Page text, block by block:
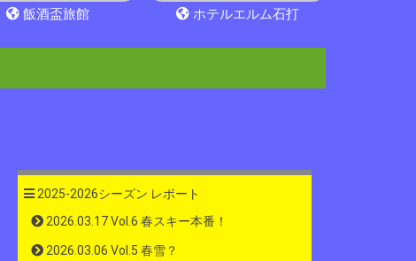
飯酒盃旅館
ホテルエルム石打
2025-2026シーズン レポート
2026.03.17 Vol.6 春スキー本番！
2026.03.06 Vol.5 春雪？